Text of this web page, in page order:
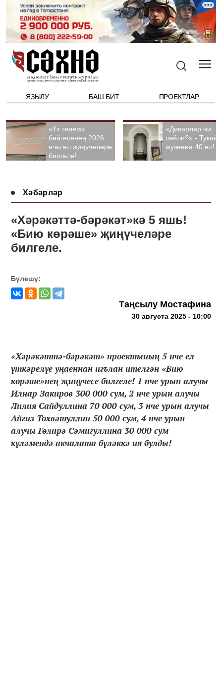
ЯЗЫЛУ БАШ БИТ ПРОЕКТЛАР
«Үз телем»
бәйгесенең 2026
нчы ел җиңүчеләре
билгеле!
«Диварлар ни
сөйли?» - Тукай
музеена 40 ел!
Хәбәрләр
«Хәрәкәттә-бәрәкәт»кә 5 яшь!
«Бию көрәше» җиңүчеләре
билгеле.
Бүлешү:
Таңсылу Мостафина
30 августа 2025 - 10:00
«Хәрәкәттә-бәрәкәт» проектының 5 нче ел
үткәрелүе уңаеннан игълан ителгән «Бию
көрәше»нең җиңүчесе билгеле! 1 нче урын алучы
Илнар Закиров 300 000 сум, 2 нче урын алучы
Лилия Сайдуллина 70 000 сум, 3 нче урын алучы
Айгиз Төхвәтуллин 50 000 сум, 4 нче урын
алучы Гөлирә Сәмигуллина 30 000 сум
күләмендә акчалата бүләккә ия булды!